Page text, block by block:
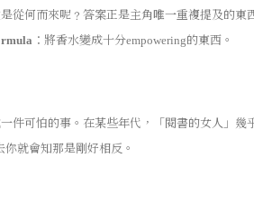
從何而來呢﹖答案正是主角唯一重複提及的東
：將香水變成十分empowering的東西。
件可怕的事。在某些年代，「閱書的女人」
就會知那是剛好相反。